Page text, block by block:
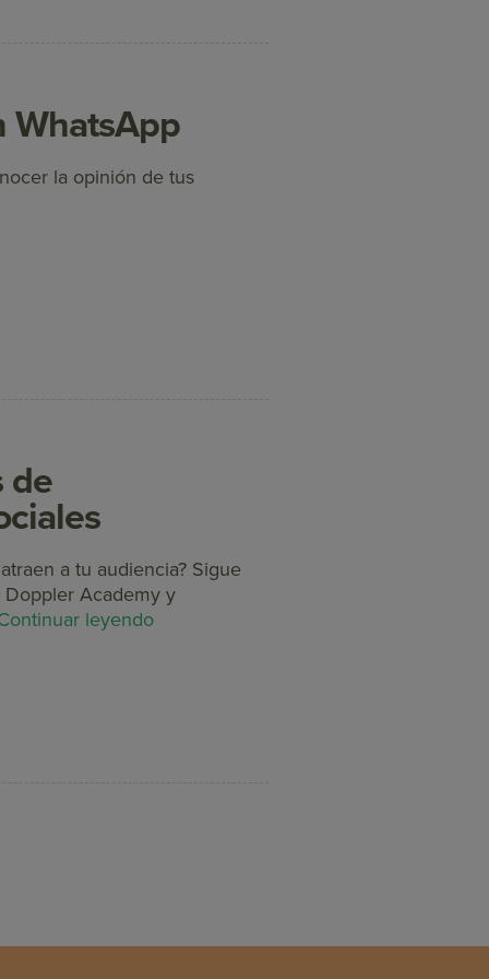
WhatsApp
la opinión de tus
de
a tu audiencia? Sigue
Doppler Academy y
leyendo